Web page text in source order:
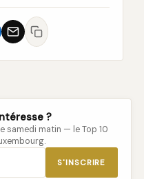
?
samedi matin — le Top 10
S'INSCRIRE